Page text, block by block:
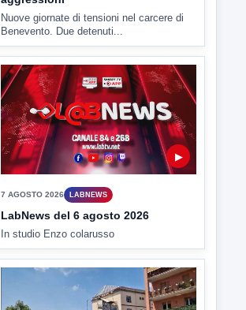
▶
7 AGOSTO 2026 LABNEWS
LabNews del 6 agosto 2026
In studio Enzo colarusso
▶
CRONACA